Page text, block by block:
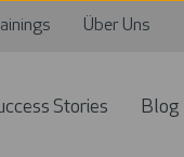
Über Uns
Stories Blog